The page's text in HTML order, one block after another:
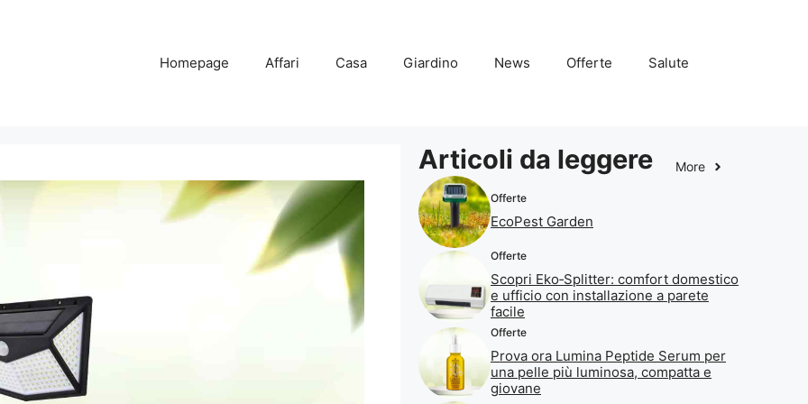
Homepage Affari Casa Giardino News Offerte Salute
Articoli da leggere More
Offerte
EcoPest Garden
Offerte
Scopri Eko‑Splitter: comfort domestico
e ufficio con installazione a parete
facile
Offerte
Prova ora Lumina Peptide Serum per
una pelle più luminosa, compatta e
giovane